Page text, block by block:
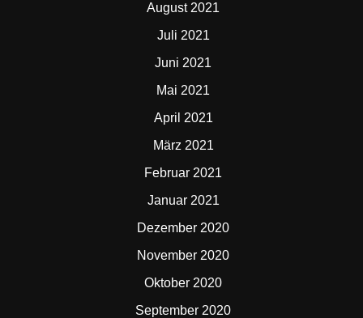
August 2021
Juli 2021
Juni 2021
Mai 2021
April 2021
März 2021
Februar 2021
Januar 2021
Dezember 2020
November 2020
Oktober 2020
September 2020